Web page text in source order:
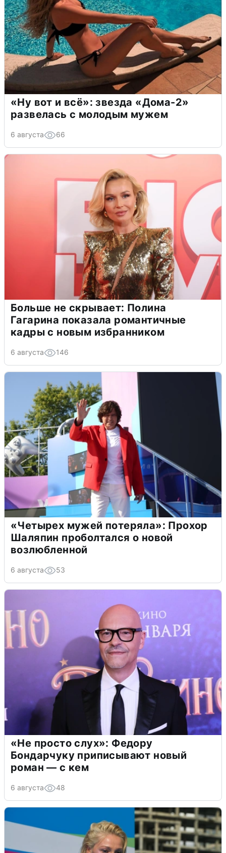
«Ну вот и всё»: звезда «Дома-2»
развелась с молодым мужем
6 августа 66
Больше не скрывает: Полина
Гагарина показала романтичные
кадры с новым избранником
6 августа 146
«Четырех мужей потеряла»: Прохор
Шаляпин проболтался о новой
возлюбленной
6 августа 53
«Не просто слух»: Федору
Бондарчуку приписывают новый
роман — с кем
6 августа 48